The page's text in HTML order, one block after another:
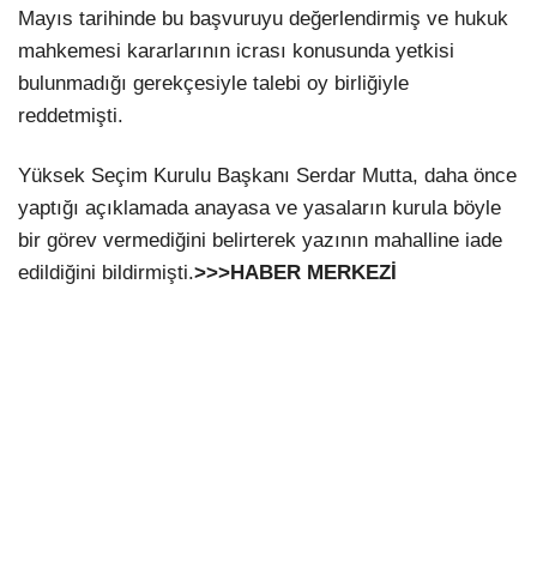
Mayıs tarihinde bu başvuruyu değerlendirmiş ve hukuk
mahkemesi kararlarının icrası konusunda yetkisi
bulunmadığı gerekçesiyle talebi oy birliğiyle
reddetmişti.
Yüksek Seçim Kurulu Başkanı Serdar Mutta, daha önce
yaptığı açıklamada anayasa ve yasaların kurula böyle
bir görev vermediğini belirterek yazının mahalline iade
edildiğini bildirmişti.>>>HABER MERKEZİ